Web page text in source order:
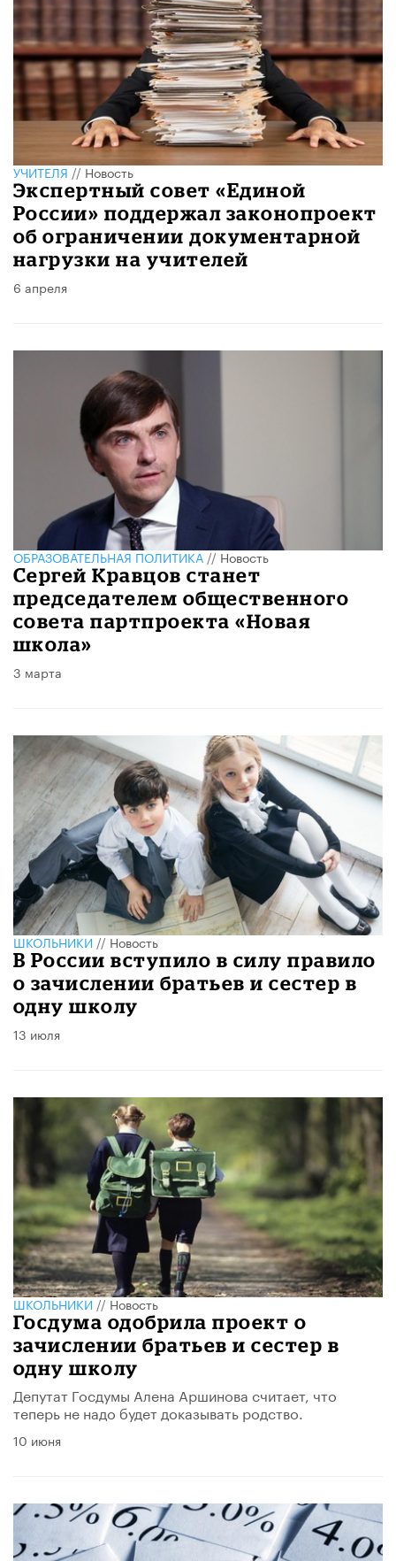
УЧИТЕЛЯ//Новость
Экспертный совет «Единой
России» поддержал законопроект
об ограничении документарной
нагрузки на учителей
6 апреля
ОБРАЗОВАТЕЛЬНАЯ ПОЛИТИКА//Новость
Сергей Кравцов станет
председателем общественного
совета партпроекта «Новая
школа»
3 марта
ШКОЛЬНИКИ//Новость
В России вступило в силу правило
о зачислении братьев и сестер в
одну школу
13 июля
ШКОЛЬНИКИ//Новость
Госдума одобрила проект о
зачислении братьев и сестер в
одну школу
Депутат Госдумы Алена Аршинова считает, что
теперь не надо будет доказывать родство.
10 июня